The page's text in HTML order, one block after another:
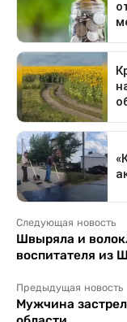
Следующая новость
Швыряла и
воспитателя из
Предыдущая новость
Мужчина